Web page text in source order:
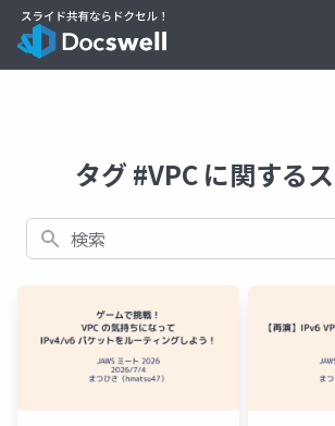
タグ #VPC に関する
検索